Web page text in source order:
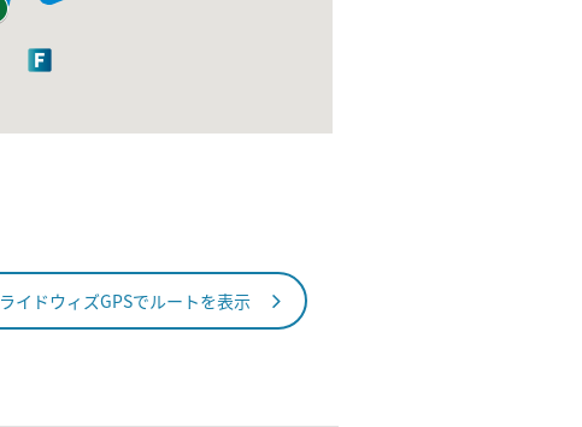
ライドウィズGPSでルートを表示